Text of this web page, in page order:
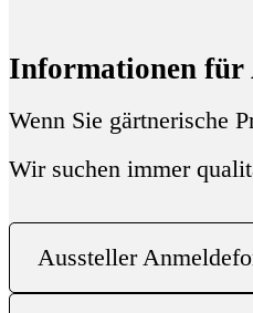
Informationen für
Wenn Sie gärtnerische
Wir suchen immer
Aussteller